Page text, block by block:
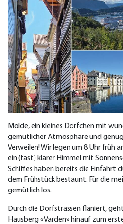
Molde, ein kleines Dörfchen mit
gemütlicher Atmosphäre und
Verweilen! Wir legen um 8 Uhr früh
ein (fast) klarer Himmel mit
Schiffes haben bereits die Einfahrt
dem Frühstück bestaunt. Für die
gemütlich los.
Durch die Dorfstrassen flaniert,
Hausberg «Varden» hinauf zum